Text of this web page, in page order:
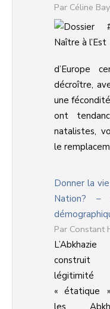
Céline
d’Europe
décroître,
une
ont
natalistes,
le
Donner la
Nation? –
Constant
légitimité
« étatique
les